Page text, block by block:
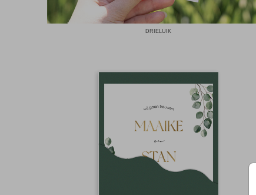
DRIELUIK